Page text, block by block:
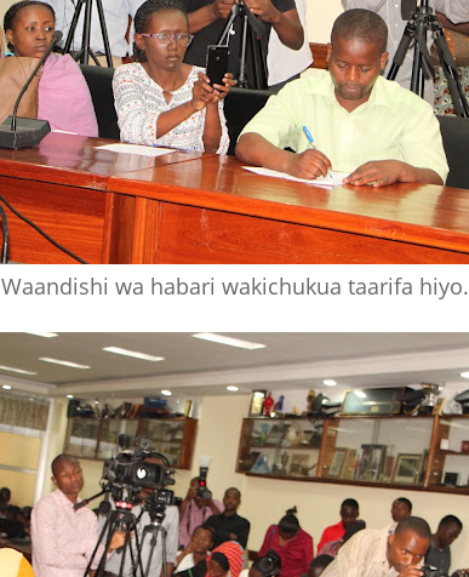
Waandishi wa habari wakichukua taarifa hiyo.